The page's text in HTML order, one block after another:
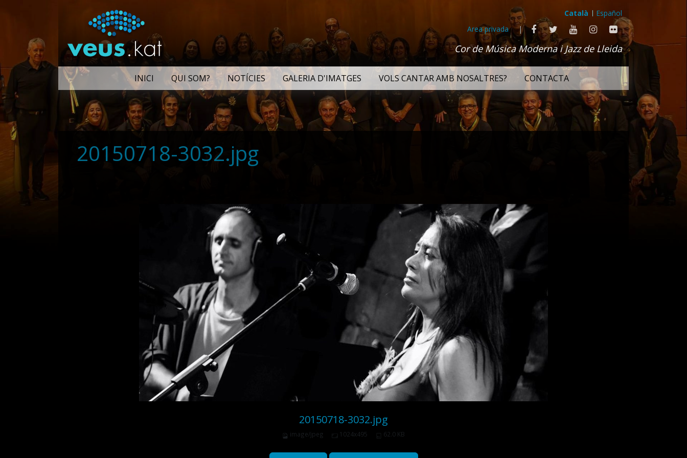
Català
Español
Area privada
|
Cor de Música Moderna i Jazz de Lleida
INICI QUI SOM? NOTÍCIES GALERIA D'IMATGES VOLS CANTAR AMB NOSALTRES? CONTACTA
20150718-3032.jpg
20150718-3032.jpg
image/jpeg 1024x495 62.0 KB